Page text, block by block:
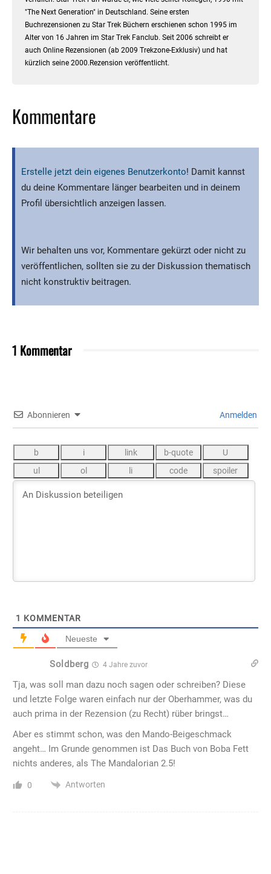
"The Next Generation" in Deutschland. Seine ersten
Buchrezensionen zu Star Trek Büchern erschienen schon 1995 im
Alter von 16 Jahren im Star Trek Fanclub. Seit 2006 schreibt er
auch Online Rezensionen (ab 2009 Trekzone-Exklusiv) und hat
kürzlich seine 2000.Rezension veröffentlicht.
Kommentare
Erstelle jetzt dein eigenes Benutzerkonto! Damit kannst
du deine Kommentare länger bearbeiten und in deinem
Profil übersichtlich anzeigen lassen.
Wir behalten uns vor, Kommentare gekürzt oder nicht zu
veröffentlichen, sollten sie zu der Diskussion thematisch
nicht konstruktiv beitragen.
1 Kommentar
Abonnieren Anmelden
1 KOMMENTAR
Neueste
Soldberg 4 Jahre zuvor
Tja, was soll man dazu noch sagen oder schreiben? Diese
und letzte Folge waren einfach nur der Oberhammer, was du
auch prima in der Rezension (zu Recht) rüber bringst…
Aber es stimmt schon, was den Mando-Beigeschmack
angeht… Im Grunde genommen ist Das Buch von Boba Fett
nichts anderes, als The Mandalorian 2.5!
0 Antworten